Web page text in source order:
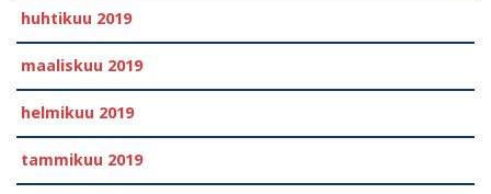
huhtikuu 2019
maaliskuu 2019
helmikuu 2019
tammikuu 2019